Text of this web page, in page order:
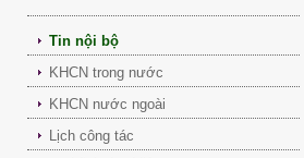
Tin nội bộ
KHCN trong nước
KHCN nước ngoài
Lịch công tác